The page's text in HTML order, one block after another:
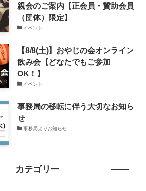
親会のご案内【正会員・賛助会員
（団体）限定】
イベント
【8/8(土)】おやじの会オンライン
飲み会【どなたでもご参加
OK！】
イベント
事務局の移転に伴う大切なお知ら
せ
事務局よりお知らせ
カテゴリー